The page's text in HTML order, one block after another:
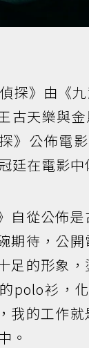
偵探》由《
古天樂與
》公佈電
廷在電影
自從公佈
期待，公
足的形象
polo衫，
我的工作
。